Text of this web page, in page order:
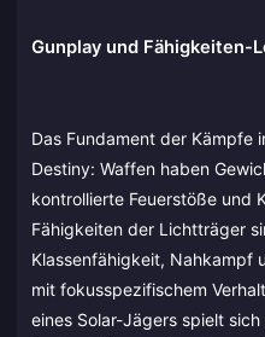
Gunplay und Fähigkeiten-
Das Fundament der Kämpfe
Destiny: Waffen haben
kontrollierte Feuerstöße und
Fähigkeiten der Lichtträger
Klassenfähigkeit, Nahkampf
mit fokusspezifischem
eines Solar-Jägers spielt